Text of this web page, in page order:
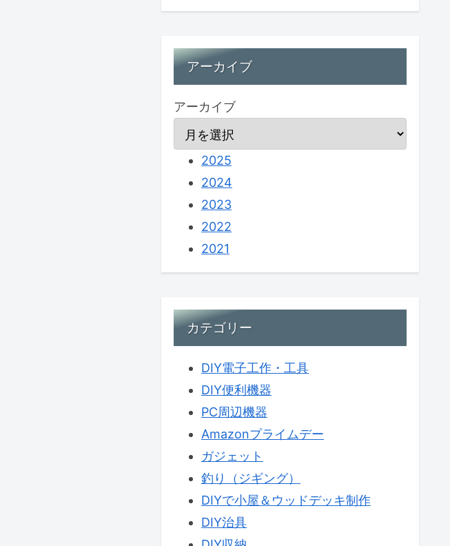
アーカイブ
アーカイブ
2025
2024
2023
2022
2021
カテゴリー
DIY電子工作・工具
DIY便利機器
PC周辺機器
Amazonプライムデー
ガジェット
釣り（ジギング）
DIYで小屋＆ウッドデッキ制作
DIY治具